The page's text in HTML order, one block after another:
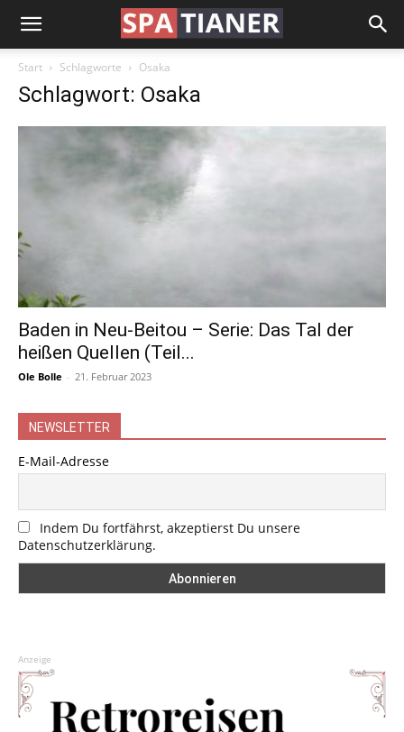
Start Schlagworte Osaka
Schlagwort: Osaka
Baden in Neu-Beitou – Serie: Das Tal der
heißen Quellen (Teil...
Ole Bolle - 21. Februar 2023
NEWSLETTER
E-Mail-Adresse
Indem Du fortfährst, akzeptierst Du unsere
Datenschutzerklärung.
Anzeige